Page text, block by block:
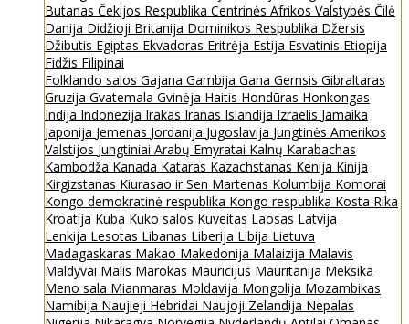
Butanas Čekijos Respublika Centrinės Afrikos Valstybės Čilė
Danija Didžioji Britanija Dominikos Respublika Džersis
Džibutis Egiptas Ekvadoras Eritrėja Estija Esvatinis Etiopija
Fidžis Filipinai
Folklando salos Gajana Gambija Gana Gernsis Gibraltaras
Gruzija Gvatemala Gvinėja Haitis Hondūras Honkongas
Indija Indonezija Irakas Iranas Islandija Izraelis Jamaika
Japonija Jemenas Jordanija Jugoslavija Jungtinės Amerikos
Valstijos Jungtiniai Arabų Emyratai Kalnų Karabachas
Kambodža Kanada Kataras Kazachstanas Kenija Kinija
Kirgizstanas Kiurasao ir Sen Martenas Kolumbija Komorai
Kongo demokratinė respublika Kongo respublika Kosta Rika
Kroatija Kuba Kuko salos Kuveitas Laosas Latvija
Lenkija Lesotas Libanas Liberija Libija Lietuva
Madagaskaras Makao Makedonija Malaizija Malavis
Maldyvai Malis Marokas Mauricijus Mauritanija Meksika
Meno sala Mianmaras Moldavija Mongolija Mozambikas
Namibija Naujieji Hebridai Naujoji Zelandija Nepalas